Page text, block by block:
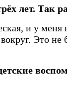
лет. Так
и у меня
Это